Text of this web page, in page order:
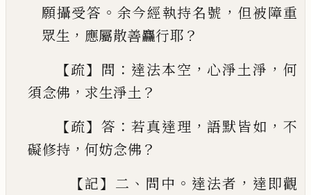
願攝受答 。 余今經執持名號 ， 但被障重
眾生 ， 應屬散善麤行耶 ？
【疏】 問 ： 達法本空 ， 心淨土淨 ， 何
須念佛 ， 求生淨土 ？
【疏】 答 ：若真達理 ，語默皆如 ， 不
礙修持 ， 何妨念佛 ？
【記】 二 、 問中 。 達法者 ， 達即觀